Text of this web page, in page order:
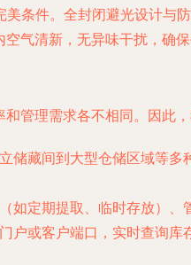
美条件。全封闭避光设计
气清新，无异味干扰，确
管理需求各不相同。因此
储藏间到大型仓储区域等
如定期提取、临时存放）
户或客户端口，实时查询